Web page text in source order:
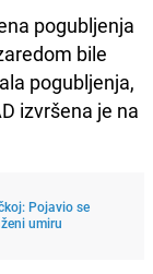
pogubljenja
bile
pogubljenja,
izvršena je na
Pojavio se
umiru